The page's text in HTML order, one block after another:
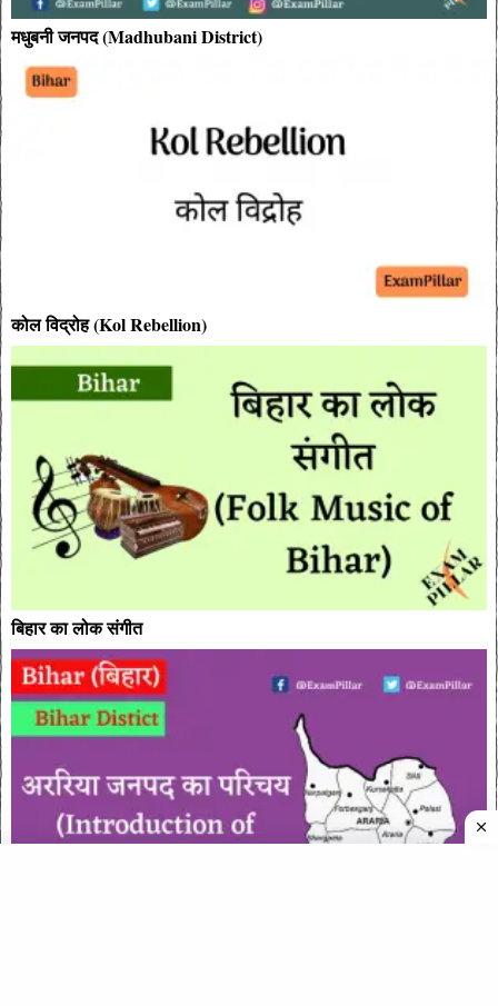
मधुबनी जनपद (Madhubani District)
कोल विद्रोह (Kol Rebellion)
बिहार का लोक संगीत